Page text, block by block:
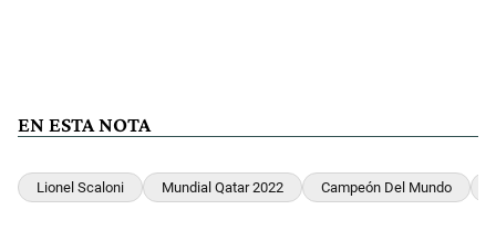
EN ESTA NOTA
Lionel Scaloni Mundial Qatar 2022 Campeón Del Mundo